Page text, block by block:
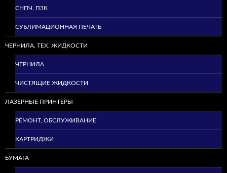
СНПЧ, ПЗК
СУБЛИМАЦИОННАЯ ПЕЧАТЬ
ЧЕРНИЛА, ТЕХ. ЖИДКОСТИ
ЧЕРНИЛА
ЧИСТЯЩИЕ ЖИДКОСТИ
ЛАЗЕРНЫЕ ПРИНТЕРЫ
РЕМОНТ, ОБСЛУЖИВАНИЕ
КАРТРИДЖИ
БУМАГА